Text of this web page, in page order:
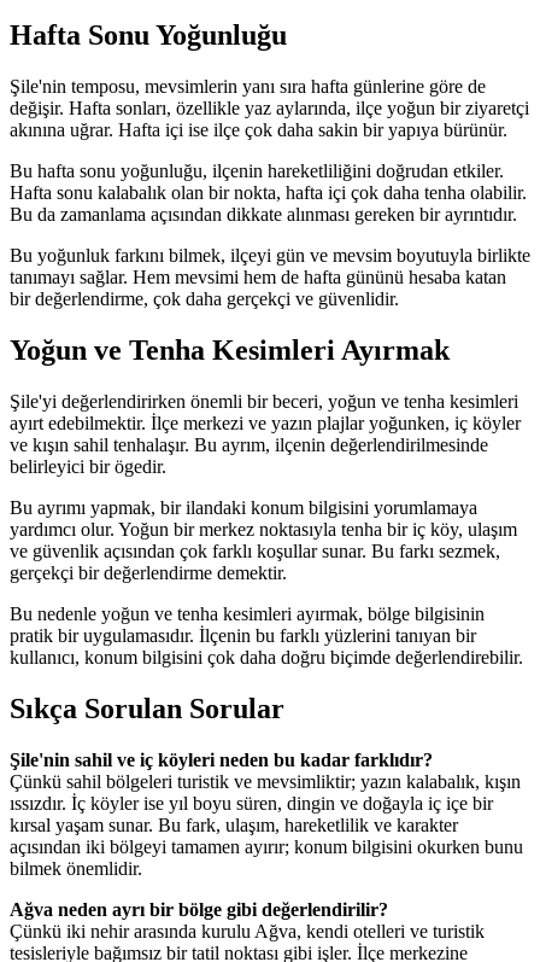
Hafta Sonu Yoğunluğu
Şile'nin temposu, mevsimlerin yanı sıra hafta günlerine göre de
değişir. Hafta sonları, özellikle yaz aylarında, ilçe yoğun bir ziyaretçi
akınına uğrar. Hafta içi ise ilçe çok daha sakin bir yapıya bürünür.
Bu hafta sonu yoğunluğu, ilçenin hareketliliğini doğrudan etkiler.
Hafta sonu kalabalık olan bir nokta, hafta içi çok daha tenha olabilir.
Bu da zamanlama açısından dikkate alınması gereken bir ayrıntıdır.
Bu yoğunluk farkını bilmek, ilçeyi gün ve mevsim boyutuyla birlikte
tanımayı sağlar. Hem mevsimi hem de hafta gününü hesaba katan
bir değerlendirme, çok daha gerçekçi ve güvenlidir.
Yoğun ve Tenha Kesimleri Ayırmak
Şile'yi değerlendirirken önemli bir beceri, yoğun ve tenha kesimleri
ayırt edebilmektir. İlçe merkezi ve yazın plajlar yoğunken, iç köyler
ve kışın sahil tenhalaşır. Bu ayrım, ilçenin değerlendirilmesinde
belirleyici bir ögedir.
Bu ayrımı yapmak, bir ilandaki konum bilgisini yorumlamaya
yardımcı olur. Yoğun bir merkez noktasıyla tenha bir iç köy, ulaşım
ve güvenlik açısından çok farklı koşullar sunar. Bu farkı sezmek,
gerçekçi bir değerlendirme demektir.
Bu nedenle yoğun ve tenha kesimleri ayırmak, bölge bilgisinin
pratik bir uygulamasıdır. İlçenin bu farklı yüzlerini tanıyan bir
kullanıcı, konum bilgisini çok daha doğru biçimde değerlendirebilir.
Sıkça Sorulan Sorular
Şile'nin sahil ve iç köyleri neden bu kadar farklıdır?
Çünkü sahil bölgeleri turistik ve mevsimliktir; yazın kalabalık, kışın
ıssızdır. İç köyler ise yıl boyu süren, dingin ve doğayla iç içe bir
kırsal yaşam sunar. Bu fark, ulaşım, hareketlilik ve karakter
açısından iki bölgeyi tamamen ayırır; konum bilgisini okurken bunu
bilmek önemlidir.
Ağva neden ayrı bir bölge gibi değerlendirilir?
Çünkü iki nehir arasında kurulu Ağva, kendi otelleri ve turistik
tesisleriyle bağımsız bir tatil noktası gibi işler. İlçe merkezine